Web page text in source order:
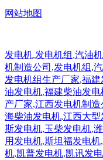
网站地图
发电机,发电机组 ,汽油机
机制造公司 ,发电机组 ,
发电机组生产厂家,福建
油发电机,福建柴油发电
产厂家,江西发电机制造
海柴油发电机,江西大型
斯发电机,玉柴发电机,
用发电机,斯坦福发电机,
机,凯普发电机,凯讯发